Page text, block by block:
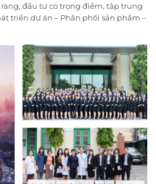
đầu tư có trọng điểm, tập trung
triển dự án – Phân phối sản phẩm –